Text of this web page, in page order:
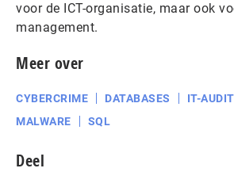
voor de ICT-organisatie, maar ook
management.
Meer over
CYBERCRIME DATABASES
IT-
MALWARE
SQL
Deel